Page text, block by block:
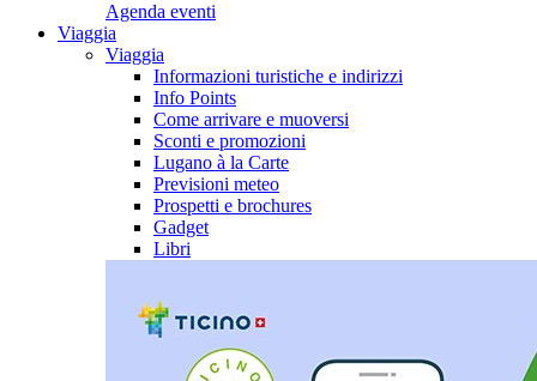
Agenda eventi
Viaggia
Viaggia
Informazioni turistiche e indirizzi
Info Points
Come arrivare e muoversi
Sconti e promozioni
Lugano à la Carte
Previsioni meteo
Prospetti e brochures
Gadget
Libri